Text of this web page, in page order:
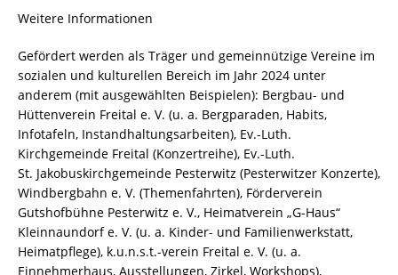
Weitere Informationen
Gefördert werden als Träger und gemeinnützige Vereine im
sozialen und kulturellen Bereich im Jahr 2024 unter
anderem (mit ausgewählten Beispielen): Bergbau- und
Hüttenverein Freital e. V. (u. a. Bergparaden, Habits,
Infotafeln, Instandhaltungsarbeiten), Ev.-Luth.
Kirchgemeinde Freital (Konzertreihe), Ev.-Luth.
St. Jakobuskirchgemeinde Pesterwitz (Pesterwitzer Konzerte),
Windbergbahn e. V. (Themenfahrten), Förderverein
Gutshofbühne Pesterwitz e. V., Heimatverein „G-Haus“
Kleinnaundorf e. V. (u. a. Kinder- und Familienwerkstatt,
Heimatpflege), k.u.n.s.t.-verein Freital e. V. (u. a.
Einnehmerhaus, Ausstellungen, Zirkel, Workshops),